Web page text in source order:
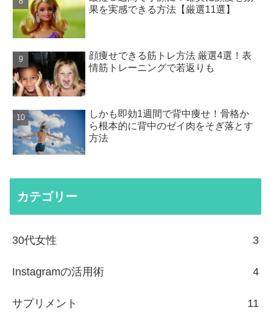
果を実感できる方法【厳選11選】
顔痩せできる筋トレ方法 厳選4選！表
情筋トレーニングで若返りも
しかも即効1週間で背中痩せ！骨格か
ら根本的に背中のゼイ肉をそぎ落とす
方法
カテゴリー
30代女性 3
Instagramの活用術 4
サプリメント 11